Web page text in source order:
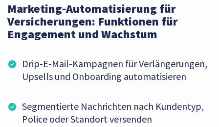
Marketing-Automatisierung für
Versicherungen: Funktionen für
Engagement und Wachstum
Drip-E-Mail-Kampagnen für Verlängerungen,
Upsells und Onboarding automatisieren
Segmentierte Nachrichten nach Kundentyp,
Police oder Standort versenden